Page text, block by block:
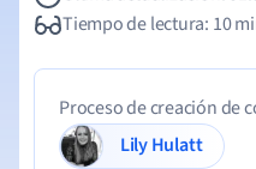
Tiempo de lectura: 10
Proceso de creación de
Lily Hulatt